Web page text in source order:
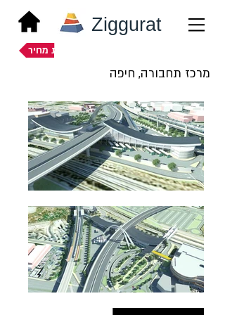
הצעת מחיר
Ziggurat
מרכז תחבורה, חיפה